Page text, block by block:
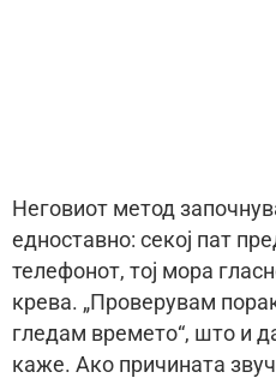
Неговиот метод
едноставно: секој пат
телефонот, тој мора
крева. „Проверувам
гледам времето“, што и
каже. Ако причината